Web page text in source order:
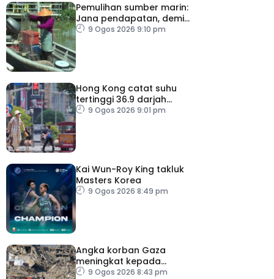
Pemulihan sumber marin:
Jana pendapatan, demi
kelangsungan hidup
9 Ogos 2026 9:10 pm
Hong Kong catat suhu
tertinggi 36.9 darjah
celsius
9 Ogos 2026 9:01 pm
Kai Wun-Roy King takluk
Masters Korea
9 Ogos 2026 8:49 pm
Angka korban Gaza
meningkat kepada
73,386 orang
9 Ogos 2026 8:43 pm